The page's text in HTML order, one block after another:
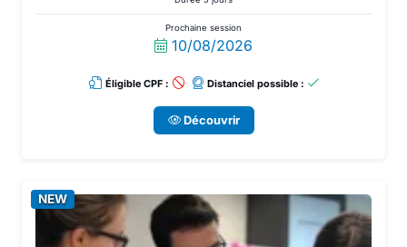
Prochaine session
10/08/2026
Éligible CPF : Distanciel possible :
Découvrir
NEW